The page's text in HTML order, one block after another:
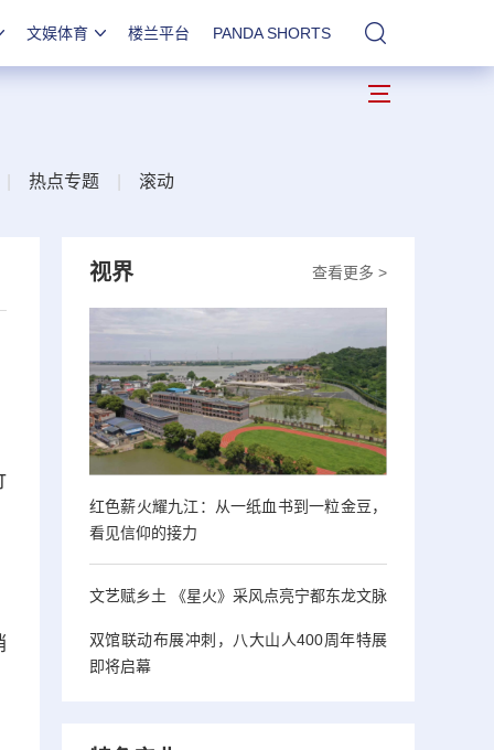
文娱体育 楼兰平台 PANDA SHORTS
热点专题 滚动
查看更多 >
视界
红色薪火耀九江：从一纸血书到一粒金豆，
看见信仰的接力
文艺赋乡土 《星火》采风点亮宁都东龙文脉
双馆联动布展冲刺，八大山人400周年特展
即将启幕